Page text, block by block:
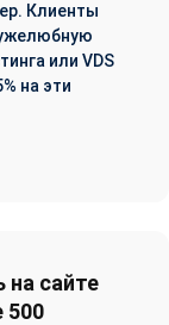
Клиенты
или VDS
на эти
на сайте
500